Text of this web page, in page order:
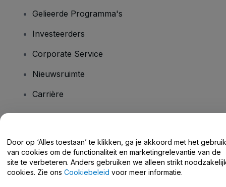
Gelieerde Programma's
Investeerders
Corporate Service
Nieuwsruimte
Carrière
Helpcentrum / Neem Contact Met Ons Op
Door op ‘Alles toestaan’ te klikken, ga je akkoord met het gebruik
van cookies om de functionaliteit en marketingrelevantie van de
site te verbeteren. Anders gebruiken we alleen strikt
cookies. Zie ons Cookiebeleid voor meer informatie.